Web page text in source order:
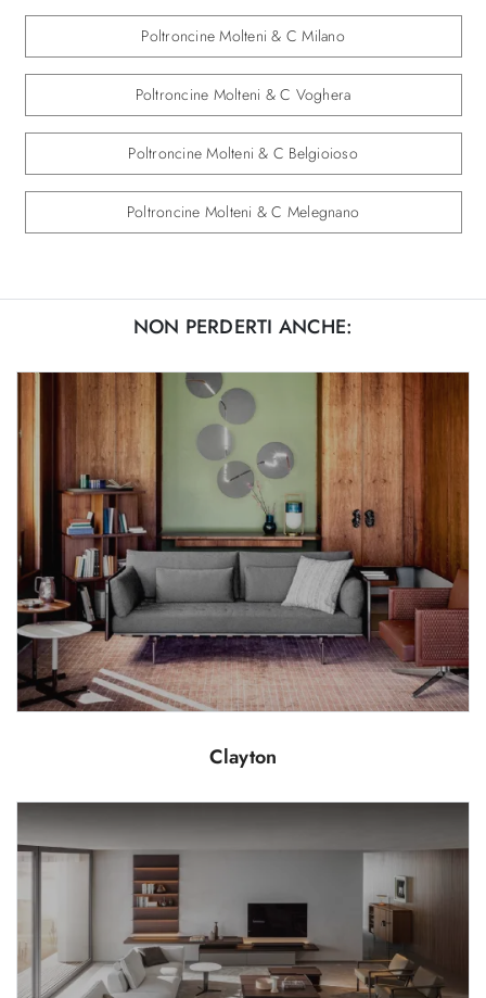
Poltroncine Molteni & C Milano
Poltroncine Molteni & C Voghera
Poltroncine Molteni & C Belgioioso
Poltroncine Molteni & C Melegnano
NON PERDERTI ANCHE:
Clayton